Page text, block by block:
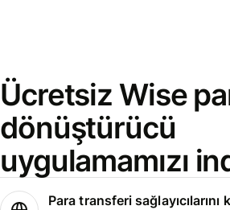
Ücretsiz Wise
dönüştürücü
uygulamamızı
Para transferi sağlayıcılarını